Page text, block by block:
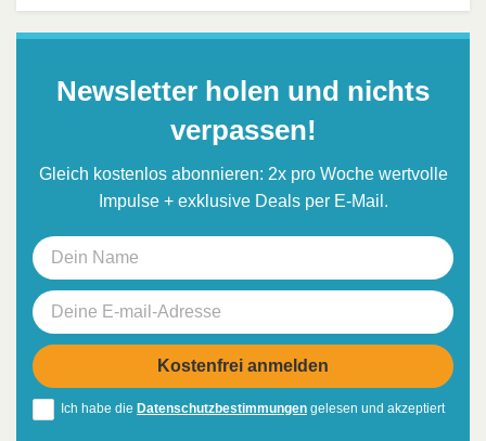
Newsletter holen und nichts
verpassen!
Gleich kostenlos abonnieren: 2x pro Woche wertvolle
Impulse + exklusive Deals per E-Mail.
Ich habe die Datenschutzbestimmungen gelesen und akzeptiert